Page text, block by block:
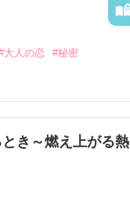
大人の恋 #秘密
き～燃え上がる熱